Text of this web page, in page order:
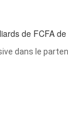
de FCFA
dans le